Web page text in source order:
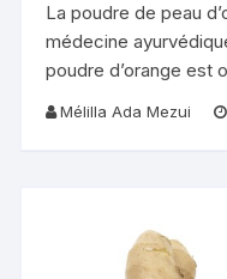
La poudre de peau
médecine
poudre d’orange est
Mélilla Ada Mezui